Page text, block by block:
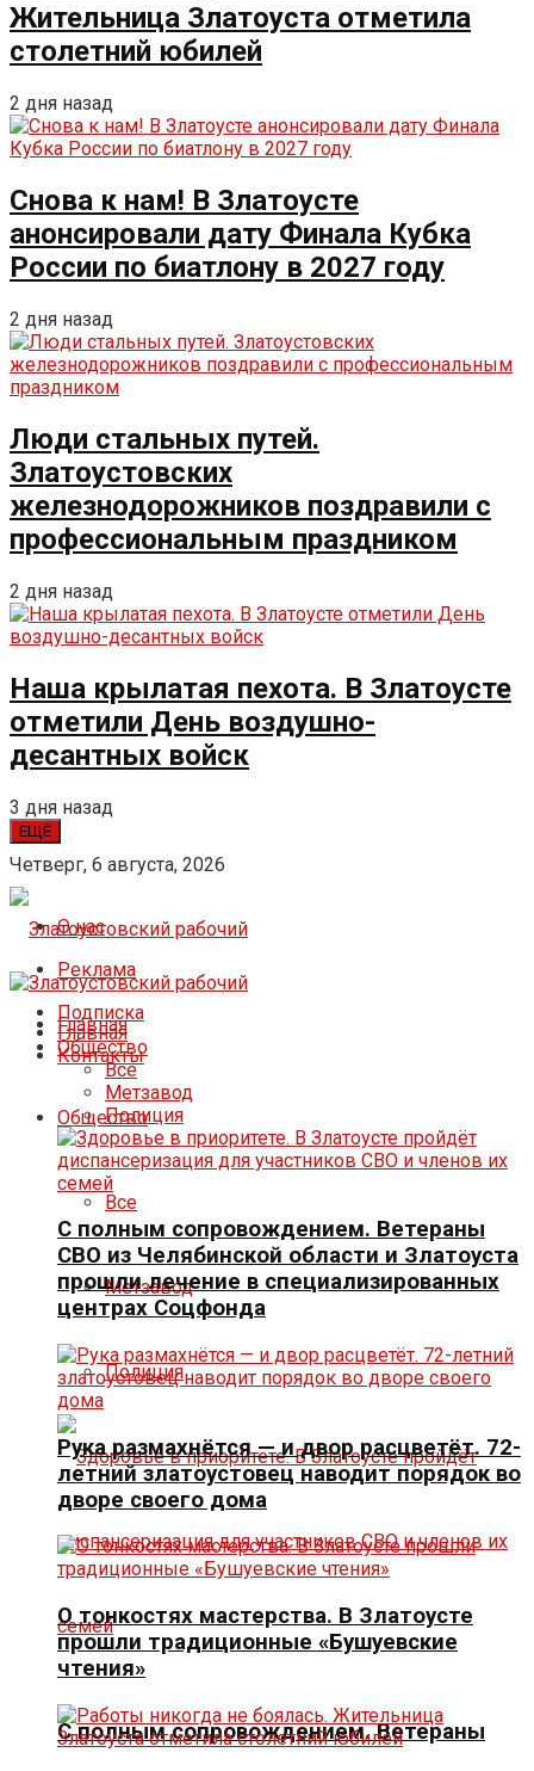
Жительница Златоуста отметила
столетний юбилей
2 дня назад
Снова к нам! В Златоусте
анонсировали дату Финала Кубка
России по биатлону в 2027 году
2 дня назад
Люди стальных путей.
Златоустовских
железнодорожников поздравили с
профессиональным праздником
2 дня назад
Наша крылатая пехота. В Златоусте
отметили День воздушно-
десантных войск
3 дня назад
ЕЩЁ
Четверг, 6 августа, 2026
О нас
Реклама
Подписка
Контакты
Главная
Общество
Все
Метзавод
Полиция
С полным сопровождением. Ветераны
Главная
Общество
Все
Метзавод
Полиция
С полным сопровождением. Ветераны
СВО из Челябинской области и Златоуста
прошли лечение в специализированных
центрах Соцфонда
Рука размахнётся — и двор расцветёт. 72-
летний златоустовец наводит порядок во
дворе своего дома
О тонкостях мастерства. В Златоусте
прошли традиционные «Бушуевские
чтения»